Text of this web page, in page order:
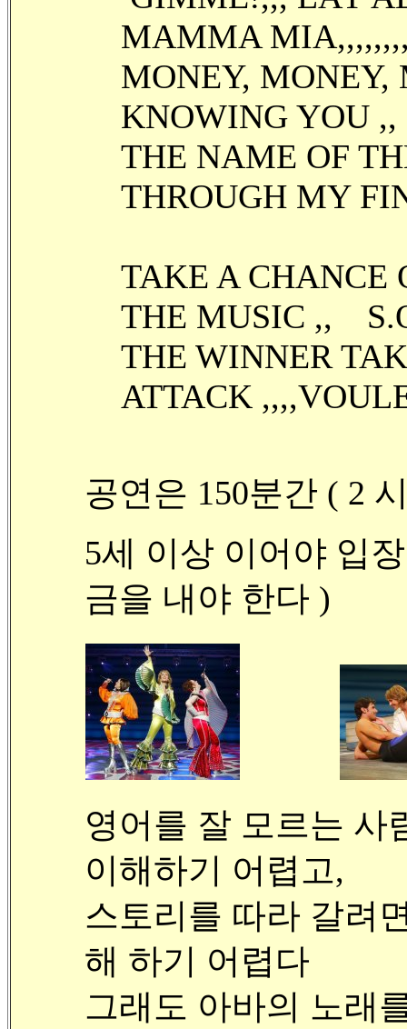
MAMMA
MONEY,
KNOWING YOU
THE NAME OF
THROUGH MY
TAKE A CHANCE
THE MUSIC ,,
THE WINNER
ATTACK
공연은 150분간 ( 2
5세 이상 이어야 입
금을 내야 한다 )
영어를 잘 모르는 사
이해하기 어렵고,
스토리를 따라 갈려
해 하기 어렵다
그래도 아바의 노래